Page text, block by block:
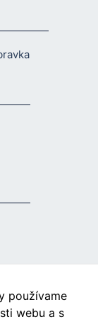
používame
webu a s